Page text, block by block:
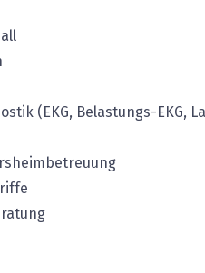
(EKG, Belastungs-EKG,